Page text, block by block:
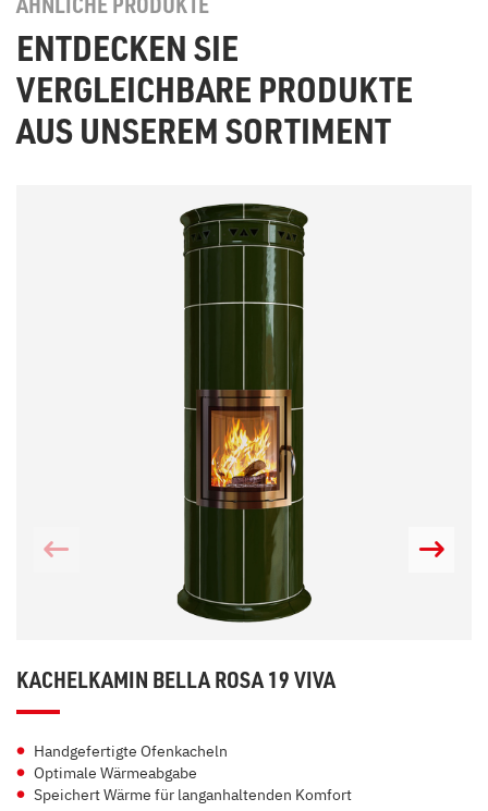
ENTDECKEN SIE
VERGLEICHBARE PRODUKTE
AUS UNSEREM SORTIMENT
KACHELKAMIN BELLA ROSA 19 VIVA
Handgefertigte Ofenkacheln
Optimale Wärmeabgabe
Speichert Wärme für langanhaltenden Komfort